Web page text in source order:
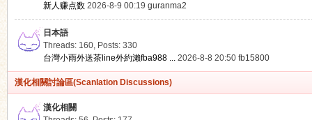
新人赚点数 2026-8-9 00:19 guranma2
日本語
Threads: 160, Posts: 330
台灣小雨外送茶line外約瀨fba988 ... 2026-8-8 20:50 fb15800
漢化相關討論區(Scanlation Discussions)
漢化相關